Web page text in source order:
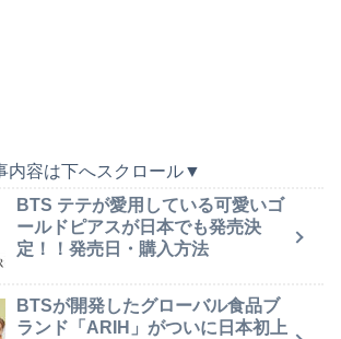
内容は下へスクロール▼
BTS テテが愛用している可愛いゴ
ールドピアスが日本でも発売決
定！！発売日・購入方法
BTSが開発したグローバル食品ブ
ランド「ARIH」がついに日本初上